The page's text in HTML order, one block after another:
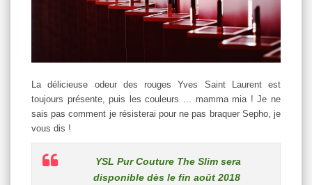
La délicieuse odeur des rouges Yves Saint Laurent est
toujours présente, puis les couleurs ... mamma mia ! Je ne
sais pas comment je résisterai pour ne pas braquer Sepho, je
vous dis !
YSL Pur Couture The Slim sera
disponible dès le fin août 2018